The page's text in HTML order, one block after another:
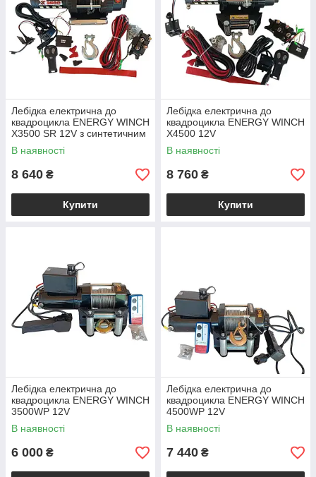
Лебідка електрична до
квадроцикла ENERGY WINCH
Х3500 SR 12V з синтетичним
тросом
В наявності
8 640 ₴
Купити
Лебідка електрична до
квадроцикла ENERGY WINCH
Х4500 12V
В наявності
8 760 ₴
Купити
Лебідка електрична до
квадроцикла ENERGY WINCH
3500WP 12V
В наявності
6 000 ₴
Лебідка електрична до
квадроцикла ENERGY WINCH
4500WP 12V
В наявності
7 440 ₴